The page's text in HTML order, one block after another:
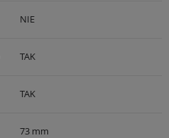
NIE
TAK
TAK
73 mm